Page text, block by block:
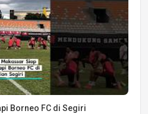
Borneo FC di Segiri